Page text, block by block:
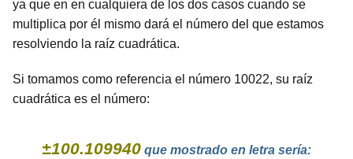
ya que en en cualquiera de los dos casos cuando se
multiplica por él mismo dará el número del que estamos
resolviendo la raíz cuadrática.
Si tomamos como referencia el número 10022, su raíz
cuadrática es el número:
±100.109940 que mostrado en letra sería: